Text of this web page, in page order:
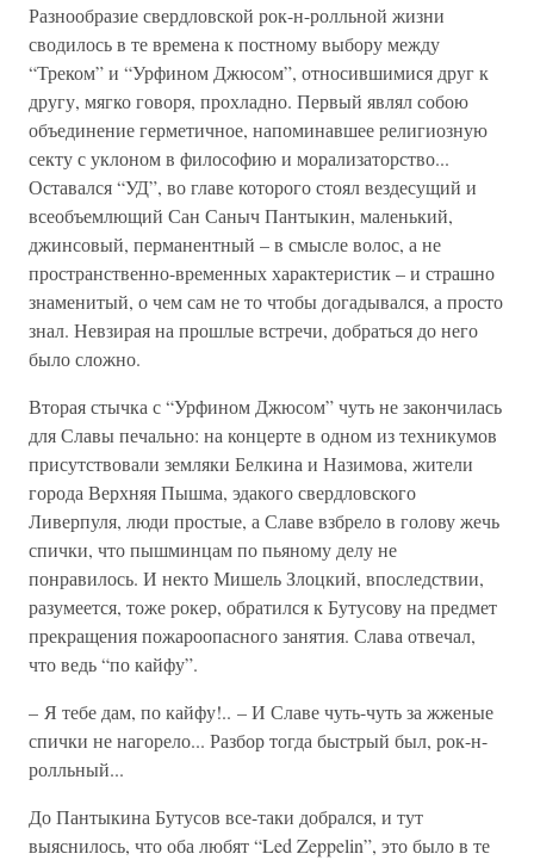
Разнообразие свердловской рок-н-ролльной жизни
сводилось в те времена к постному выбору между
“Треком” и “Урфином Джюсом”, относившимися друг к
другу, мягко говоря, прохладно. Первый являл собою
объединение герметичное, напоминавшее религиозную
секту с уклоном в философию и морализаторство...
Оставался “УД”, во главе которого стоял вездесущий и
всеобъемлющий Сан Саныч Пантыкин, маленький,
джинсовый, перманентный – в смысле волос, а не
пространственно-временных характеристик – и страшно
знаменитый, о чем сам не то чтобы догадывался, а просто
знал. Невзирая на прошлые встречи, добраться до него
было сложно.
Вторая стычка с “Урфином Джюсом” чуть не закончилась
для Славы печально: на концерте в одном из техникумов
присутствовали земляки Белкина и Назимова, жители
города Верхняя Пышма, эдакого свердловского
Ливерпуля, люди простые, а Славе взбрело в голову жечь
спички, что пышминцам по пьяному делу не
понравилось. И некто Мишель Злоцкий, впоследствии,
разумеется, тоже рокер, обратился к Бутусову на предмет
прекращения пожароопасного занятия. Слава отвечал,
что ведь “по кайфу”.
– Я тебе дам, по кайфу!.. – И Славе чуть-чуть за жженые
спички не нагорело... Разбор тогда быстрый был, рок-н-
ролльный...
До Пантыкина Бутусов все-таки добрался, и тут
выяснилось, что оба любят “Led Zeppelin”, это было в те